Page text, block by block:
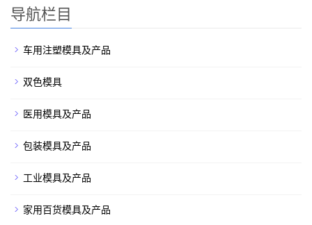
导航栏目
车用注塑模具及产品
双色模具
医用模具及产品
包装模具及产品
工业模具及产品
家用百货模具及产品